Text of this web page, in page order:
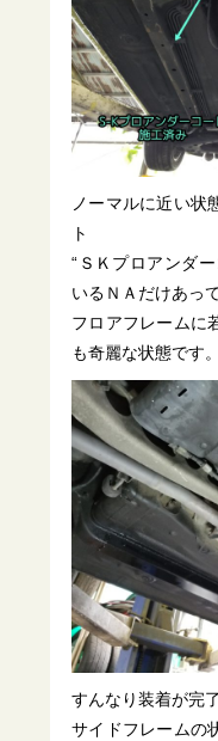
ノーマルに近い状
ト
“ＳＫプロアンダ
いるＮＡだけあっ
フロアフレームに
も奇麗な状態です。
すんなり装着が完
サイドフレームの